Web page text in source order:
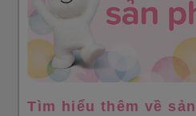
Tìm hiểu thêm về